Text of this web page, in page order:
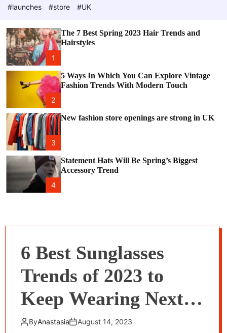
o
e
#launches
#store #UK
1
The 7 Best Spring 2023 Hair Trends and
Hairstyles
2
5 Ways In Which You Can Explore Vintage
Fashion Trends With Modern Touch
3
New fashion store openings are strong in UK
4
Statement Hats Will Be Spring’s Biggest
Accessory Trend
6 Best Sunglasses
Trends of 2023 to
Keep Wearing Next
Year
ByAnastasia August 14, 2023